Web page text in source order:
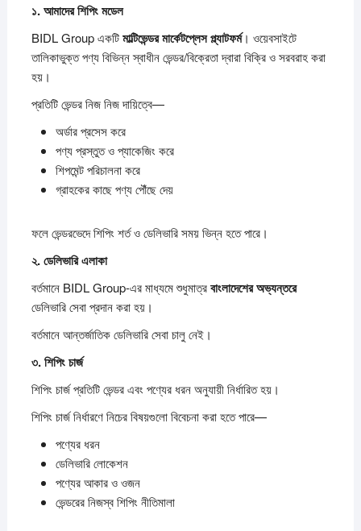
১.আমাদেরশিপিংমডেল
BIDL Group একটিমাল্টিভেন্ডরমার্কেটপ্লেসপ্ল্যাটফর্ম। ওয়েবসাইটে
তালিকাভুক্ত পণ্য বিভিন্ন স্বাধীন ভেন্ডর/বিক্রেতা দ্বারা বিক্রি ও সরবরাহ করা
হয়।
প্রতিটি ভেন্ডর নিজ নিজ দায়িত্বে—
অর্ডার প্রসেস করে
পণ্য প্রস্তুত ও প্যাকেজিং করে
শিপমেন্ট পরিচালনা করে
গ্রাহকের কাছে পণ্য পৌঁছে দেয়
ফলে ভেন্ডরভেদে শিপিং শর্ত ও ডেলিভারি সময় ভিন্ন হতে পারে।
২.ডেলিভারিএলাকা
বর্তমানে BIDL Group-এর মাধ্যমে শুধুমাত্রবাংলাদেশেরঅভ্যন্তরে
ডেলিভারি সেবা প্রদান করা হয়।
বর্তমানে আন্তর্জাতিক ডেলিভারি সেবা চালু নেই।
৩.শিপিংচার্জ
শিপিং চার্জ প্রতিটি ভেন্ডর এবং পণ্যের ধরন অনুযায়ী নির্ধারিত হয়।
শিপিং চার্জ নির্ধারণে নিচের বিষয়গুলো বিবেচনা করা হতে পারে—
পণ্যের ধরন
ডেলিভারি লোকেশন
পণ্যের আকার ও ওজন
ভেন্ডরের নিজস্ব শিপিং নীতিমালা